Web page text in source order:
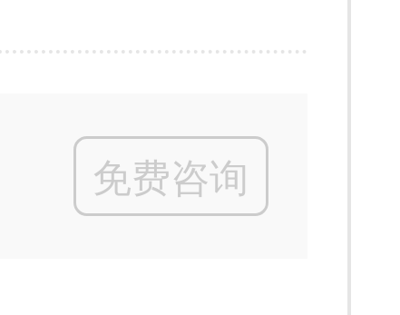
免费咨询